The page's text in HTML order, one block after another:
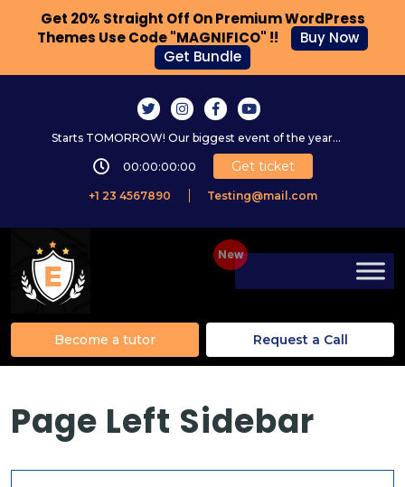
Starts TOMORROW! Our biggest event of the year...
00:00:00:00 Get ticket
+1 23 4567890 Testing@mail.com
Become a tutor Request a Call
Page Left Sidebar
Get 20% Straight Off On Premium WordPress
Themes Use Code "MAGNIFICO" !!
Buy Now
Get Bundle